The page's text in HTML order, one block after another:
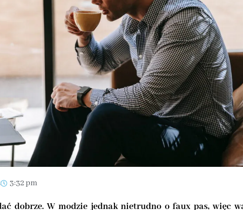
3:32 pm
dobrze. W modzie jednak nietrudno o faux pas, więc